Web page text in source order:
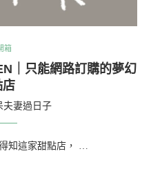
箱
｜只能網路訂購的夢幻
店
夫妻過日子
知這家甜點店， …